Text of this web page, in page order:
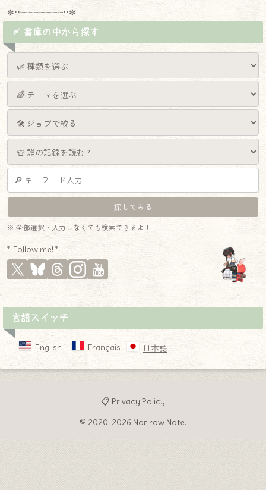
✼••┈┈┈┈┈┈┈┈┈••✼
〆 書庫の中から探す
※ 全部選択・入力しなくても検索できるよ！
* Follow me! *
言語スイッチ
English Français 日本語
📋 Privacy Policy
© 2020-2026 Norirow Note.